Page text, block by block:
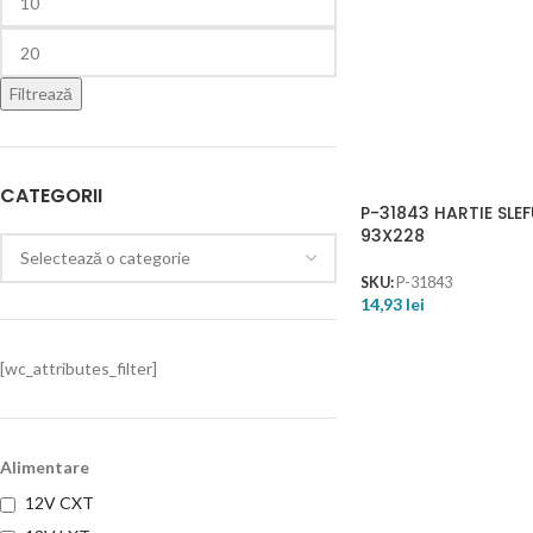
Filtrează
CATEGORII
[wc_attributes_filter]
Alimentare
12V CXT
P-31843 HARTIE
93X228
SKU: P-31843
14,93 lei